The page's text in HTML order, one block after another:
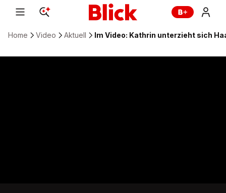
Home Video Aktuell Im Video: Kathrin unterzieht sich